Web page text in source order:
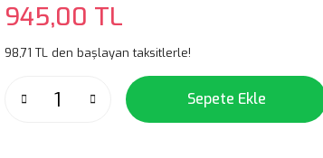
945,00 TL
98,71 TL den başlayan taksitlerle!
Sepete Ekle